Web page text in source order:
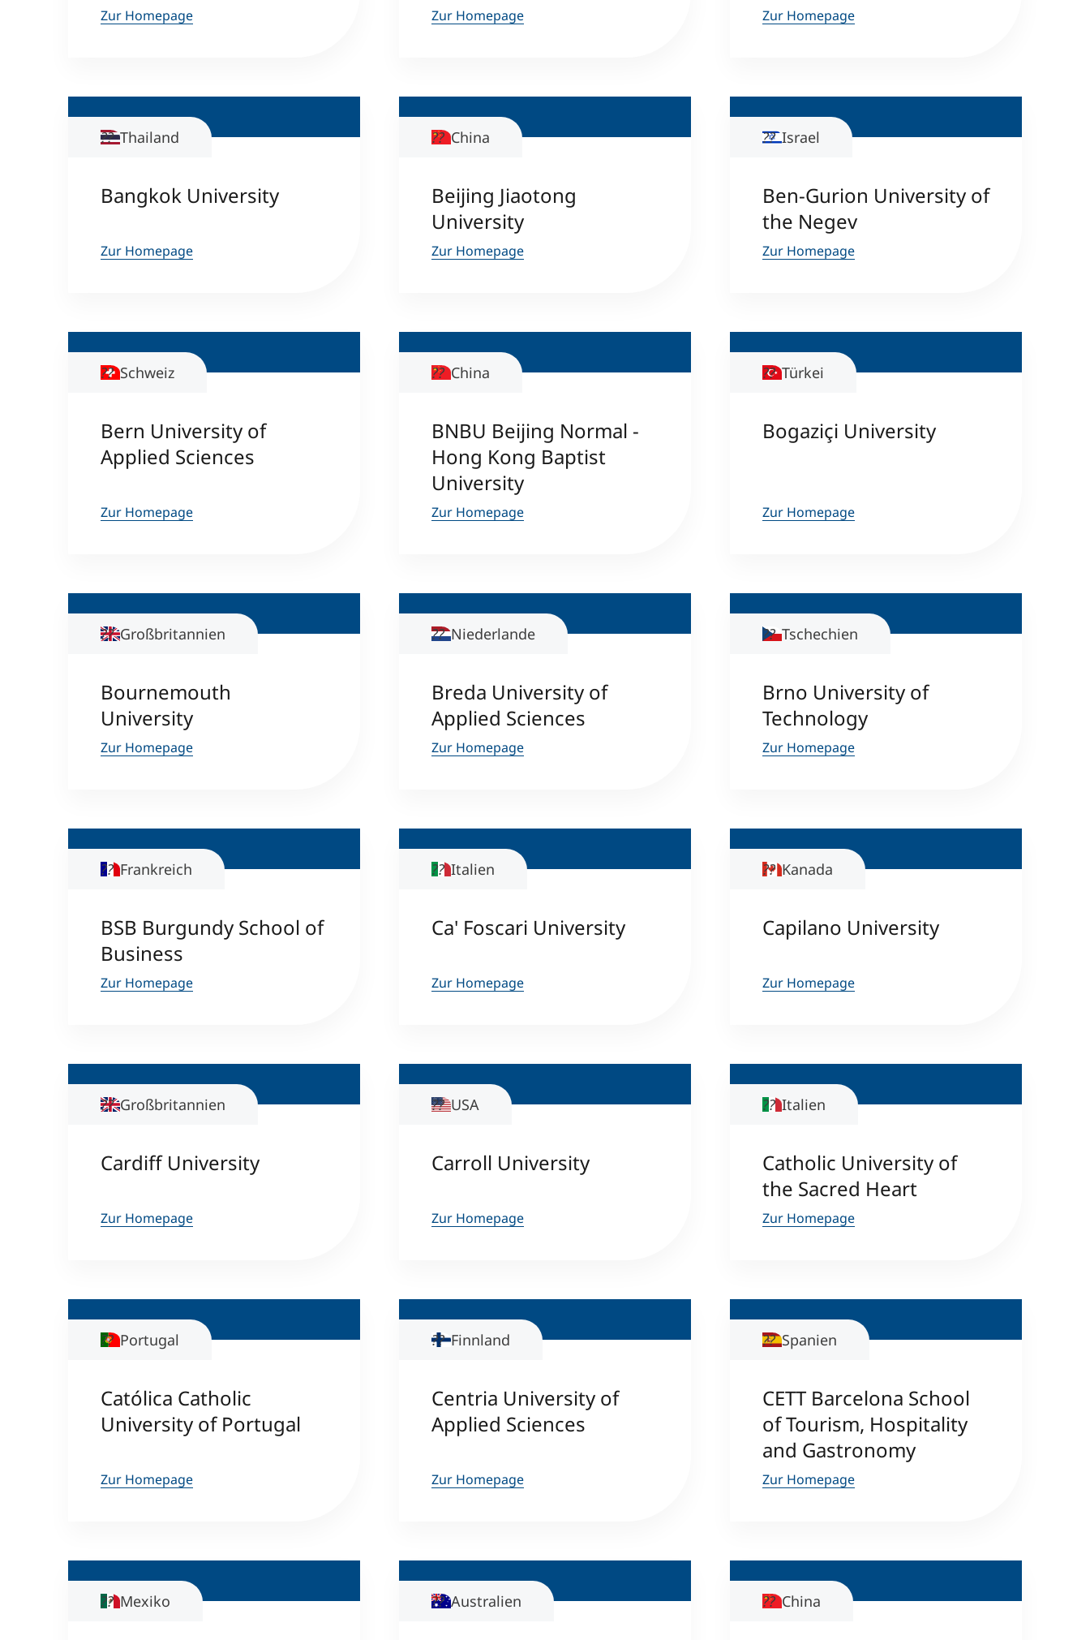
Zur Homepage Zur Homepage Zur Homepage
Thailand
Bangkok University
Zur Homepage
China
Beijing Jiaotong
University
Zur Homepage
Israel
Ben-Gurion University of
the Negev
Zur Homepage
Schweiz
Bern University of
Applied Sciences
Zur Homepage
China
BNBU Beijing Normal -
Hong Kong Baptist
University
Zur Homepage
Türkei
Bogaziçi University
Zur Homepage
Großbritannien
Bournemouth
University
Zur Homepage
Niederlande
Breda University of
Applied Sciences
Zur Homepage
Tschechien
Brno University of
Technology
Zur Homepage
Frankreich
BSB Burgundy School of
Business
Zur Homepage
Italien
Ca' Foscari University
Zur Homepage
Kanada
Capilano University
Zur Homepage
Großbritannien
Cardiff University
Zur Homepage
USA
Carroll University
Zur Homepage
Italien
Catholic University of
the Sacred Heart
Zur Homepage
Portugal
Católica Catholic
University of Portugal
Zur Homepage
Finnland
Centria University of
Applied Sciences
Zur Homepage
Spanien
CETT Barcelona School
of Tourism, Hospitality
and Gastronomy
Zur Homepage
Mexiko Australien China